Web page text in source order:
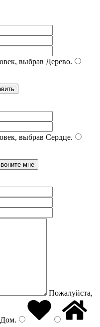
выбрав Дерево.
выбрав Сердце.
Пожалуйста,
Дом.